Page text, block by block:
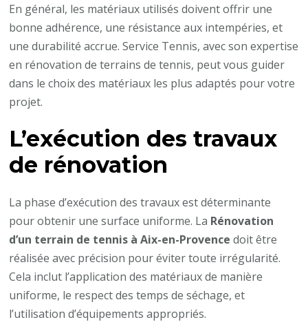
En général, les matériaux utilisés doivent offrir une
bonne adhérence, une résistance aux intempéries, et
une durabilité accrue. Service Tennis, avec son expertise
en rénovation de terrains de tennis, peut vous guider
dans le choix des matériaux les plus adaptés pour votre
projet.
L’exécution des travaux
de rénovation
La phase d’exécution des travaux est déterminante
pour obtenir une surface uniforme. La Rénovation
d’un terrain de tennis à Aix-en-Provence doit être
réalisée avec précision pour éviter toute irrégularité.
Cela inclut l’application des matériaux de manière
uniforme, le respect des temps de séchage, et
l’utilisation d’équipements appropriés.